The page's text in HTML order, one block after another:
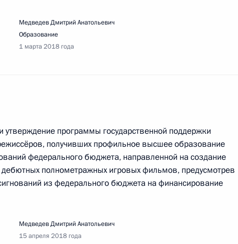
совещания с членами Правительства
поручений
Медведев Дмитрий Анатольевич
Образование
1 марта 2018 года
утверждение программы государственной поддержки
получивших профильное высшее образование
федерального бюджета, направленной на создание
полнометражных игровых фильмов, предусмотрев
из федерального бюджета на финансирование
Медведев Дмитрий Анатольевич
15 апреля 2018 года